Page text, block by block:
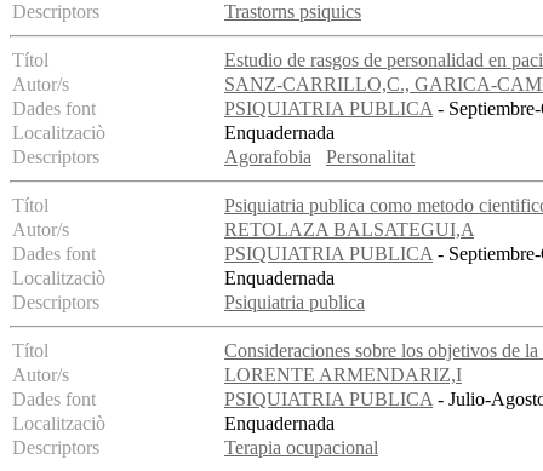
Descriptors
Trastorns psiquics
Títol
Estudio de rasgos de personalidad en
Autor/s
SANZ-CARRILLO,C., GARICA-
Dades font
PSIQUIATRIA PUBLICA-
Localitzaciò
Enquadernada
Descriptors
Agorafobia Personalitat
Títol
Psiquiatria publica como metodo
Autor/s
RETOLAZA BALSATEGUI,A
Dades font
PSIQUIATRIA PUBLICA-
Localitzaciò
Enquadernada
Descriptors
Psiquiatria publica
Títol
Consideraciones sobre los objetivos de
Autor/s
LORENTE ARMENDARIZ,I
Dades font
PSIQUIATRIA PUBLICA- Julio-
Localitzaciò
Enquadernada
Descriptors
Terapia ocupacional